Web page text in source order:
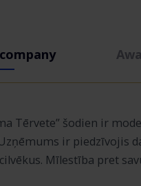
Tērvete” šodien ir
ir piedzīvojis
Mīlestība pret